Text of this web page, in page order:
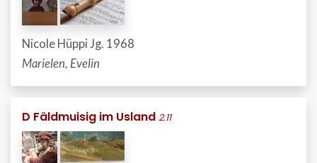
Nicole Hüppi Jg. 1968
Marielen, Evelin
D Fäldmuisig im Usland 2.11